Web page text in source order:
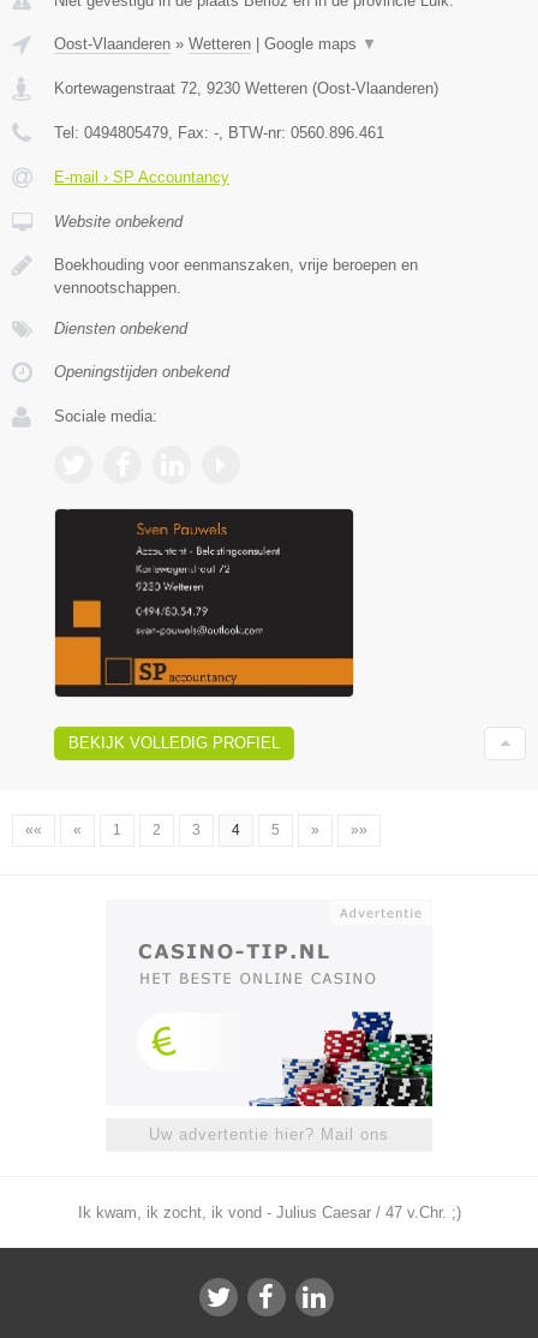
Oost-Vlaanderen » Wetteren Google maps ▼
Kortewagenstraat 72 9230 Wetteren (Oost-Vlaanderen)
Tel: 0494805479 , Fax: - , BTW-nr: 0560.896.461
E-mail › SP Accountancy
Website onbekend
Boekhouding voor eenmanszaken, vrije beroepen en
vennootschappen.
Diensten onbekend
Openingstijden onbekend
Sociale media:
BEKIJK VOLLEDIG PROFIEL
«« « 1 2 3 4 5 » »»
Uw advertentie hier? Mail ons
Ik kwam, ik zocht, ik vond - Julius Caesar / 47 v.Chr. ;)